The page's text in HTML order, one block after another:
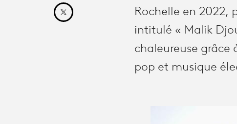
Rochelle en 2022,
intitulé « Malik
chaleureuse grâce
pop et musique
Partager cet article sur X